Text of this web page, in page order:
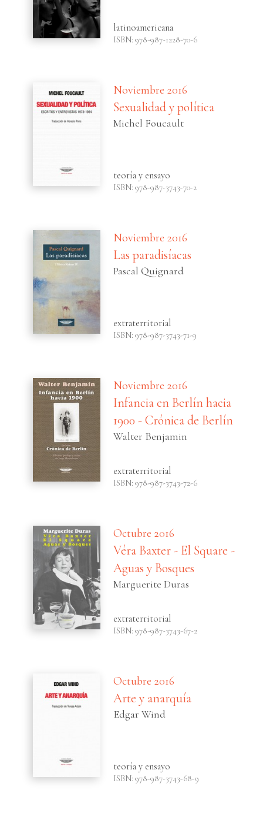
latinoamericana
ISBN: 978-987-1228-70-6
Noviembre 2016
Sexualidad y política
Michel Foucault
teoría y ensayo
ISBN: 978-987-3743-70-2
Noviembre 2016
Las paradisíacas
Pascal Quignard
extraterritorial
ISBN: 978-987-3743-71-9
Noviembre 2016
Infancia en Berlín hacia
1900 - Crónica de Berlín
Walter Benjamin
extraterritorial
ISBN: 978-987-3743-72-6
Octubre 2016
Véra Baxter - El Square -
Aguas y Bosques
Marguerite Duras
extraterritorial
ISBN: 978-987-3743-67-2
Octubre 2016
Arte y anarquía
Edgar Wind
teoría y ensayo
ISBN: 978-987-3743-68-9